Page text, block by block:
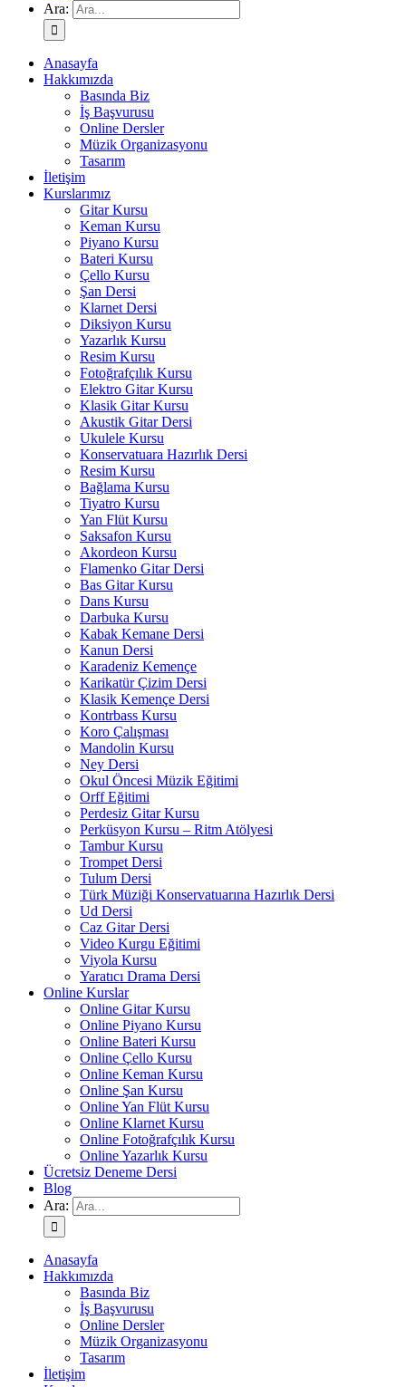
Ara:
Anasayfa
Hakkımızda
Basında Biz
İş Başvurusu
Online Dersler
Müzik Organizasyonu
Tasarım
İletişim
Kurslarımız
Gitar Kursu
Keman Kursu
Piyano Kursu
Bateri Kursu
Çello Kursu
Şan Dersi
Klarnet Dersi
Diksiyon Kursu
Yazarlık Kursu
Resim Kursu
Fotoğrafçılık Kursu
Elektro Gitar Kursu
Klasik Gitar Kursu
Akustik Gitar Dersi
Ukulele Kursu
Konservatuara Hazırlık Dersi
Resim Kursu
Bağlama Kursu
Tiyatro Kursu
Yan Flüt Kursu
Saksafon Kursu
Akordeon Kursu
Flamenko Gitar Dersi
Bas Gitar Kursu
Dans Kursu
Darbuka Kursu
Kabak Kemane Dersi
Kanun Dersi
Karadeniz Kemençe
Karikatür Çizim Dersi
Klasik Kemençe Dersi
Kontrbass Kursu
Koro Çalışması
Mandolin Kursu
Ney Dersi
Okul Öncesi Müzik Eğitimi
Orff Eğitimi
Perdesiz Gitar Kursu
Perküsyon Kursu – Ritm Atölyesi
Tambur Kursu
Trompet Dersi
Tulum Dersi
Türk Müziği Konservatuarına Hazırlık Dersi
Ud Dersi
Caz Gitar Dersi
Video Kurgu Eğitimi
Viyola Kursu
Yaratıcı Drama Dersi
Online Kurslar
Online Gitar Kursu
Online Piyano Kursu
Online Bateri Kursu
Online Çello Kursu
Online Keman Kursu
Online Şan Kursu
Online Yan Flüt Kursu
Online Klarnet Kursu
Online Fotoğrafçılık Kursu
Online Yazarlık Kursu
Ücretsiz Deneme Dersi
Blog
Ara:
Anasayfa
Hakkımızda
Basında Biz
İş Başvurusu
Online Dersler
Müzik Organizasyonu
Tasarım
İletişim